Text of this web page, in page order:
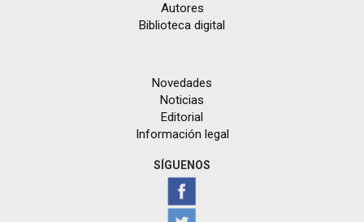
Autores
Biblioteca digital
Novedades
Noticias
Editorial
Información legal
SÍGUENOS